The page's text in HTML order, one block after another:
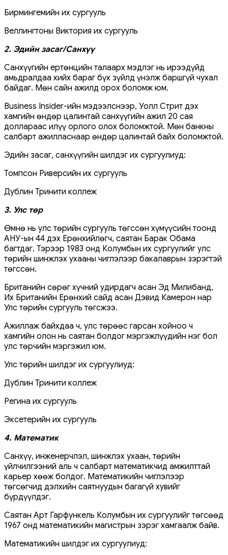
Бирмингемийн их сургууль
Веллингтоны Виктория их сургууль
2. Эдийн засаг/Санхүү
Санхүүгийн ертөнцийн талаарх мэдлэг нь ирээдүйд
амьдралдаа хийх бараг бүх зүйлд үнэлж баршгүй чухал
байдаг. Мөн сайн ажилд орох боломж юм.
Business Insider-ийн мэдээлснээр, Уолл Стрит дэх
хамгийн өндөр цалинтай санхүүгийн ажил 20 сая
доллараас илүү орлого олох боломжтой. Мөн банкны
салбарт ажилласнаар өндөр цалинтай байх боломжтой.
Эдийн засаг, санхүүгийн шилдэг их сургуулиуд:
Томпсон Риверсийн их сургууль
Дублин Тринити коллеж
3. Улс төр
Өмнө нь улс төрийн сургууль төгссөн хүмүүсийн тоонд
АНУ-ын 44 дэх Ерөнхийлөгч, саятан Барак Обама
багтдаг. Тэрээр 1983 онд Колумбын их сургуулийг улс
төрийн шинжлэх ухааны чиглэлээр бакалаврын зэрэгтэй
төгссөн.
Британийн сөрөг хүчний удирдагч асан Эд Милибанд,
Их Британийн Ерөнхий сайд асан Дэвид Камерон нар
Улс төрийн сургууль төгсжээ.
Ажиллаж байхдаа ч, улс төрөөс гарсан хойноо ч
хамгийн олон нь саятан болдог мэргэжлүүдийн нэг бол
улс төрчийн мэргэжил юм.
Улс төрийн шилдэг их сургуулиуд:
Дублин Тринити коллеж
Регина их сургууль
Эксетерийн их сургууль
4. Математик
Санхүү, инженерчлэл, шинжлэх ухаан, төрийн
үйлчилгээний аль ч салбарт математикчид амжилттай
карьер хөөж болдог. Математикийн чиглэлээр
төгсөгчид дэлхийн саятнуудын багагүй хувийг
бүрдүүлдэг.
Саятан Арт Гарфункель Колумбын их сургуулийг төгсөөд
1967 онд математикийн магистрын зэрэг хамгаалж байв.
Математикийн шилдэг их сургуулиуд: